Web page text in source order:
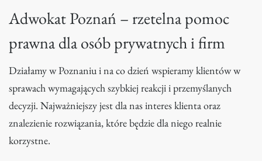
Adwokat Poznań – rzetelna pomoc
prawna dla osób prywatnych i firm
Działamy w Poznaniu i na co dzień wspieramy klientów w
sprawach wymagających szybkiej reakcji i przemyślanych
decyzji. Najważniejszy jest dla nas interes klienta oraz
znalezienie rozwiązania, które będzie dla niego realnie
korzystne.